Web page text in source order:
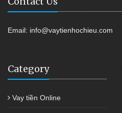
Email: info@vaytienhochieu.com
Category
Vay tiền Online